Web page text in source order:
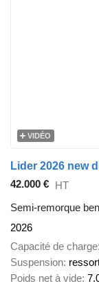
VIDÉO
42.000 € HT
Semi-remorque
2026
Capacité de charge
Suspension
Poids net à vide